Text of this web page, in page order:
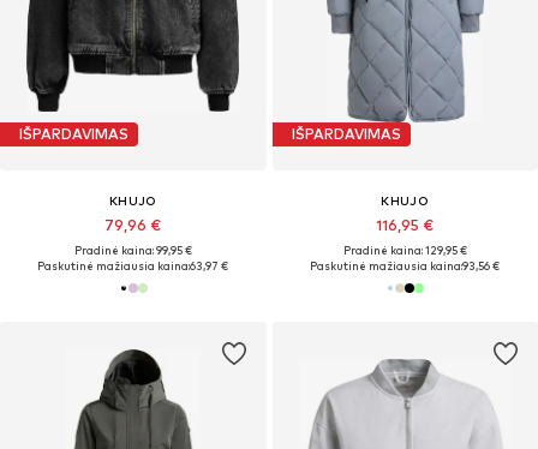
IŠPARDAVIMAS
KHUJO
79,96 €
Pradinė kaina: 99,95 €
Paskutinė mažiausia kaina:63,97 €
IŠPARDAVIMAS
KHUJO
116,95 €
Pradinė kaina: 129,95 €
Paskutinė mažiausia kaina:93,56 €